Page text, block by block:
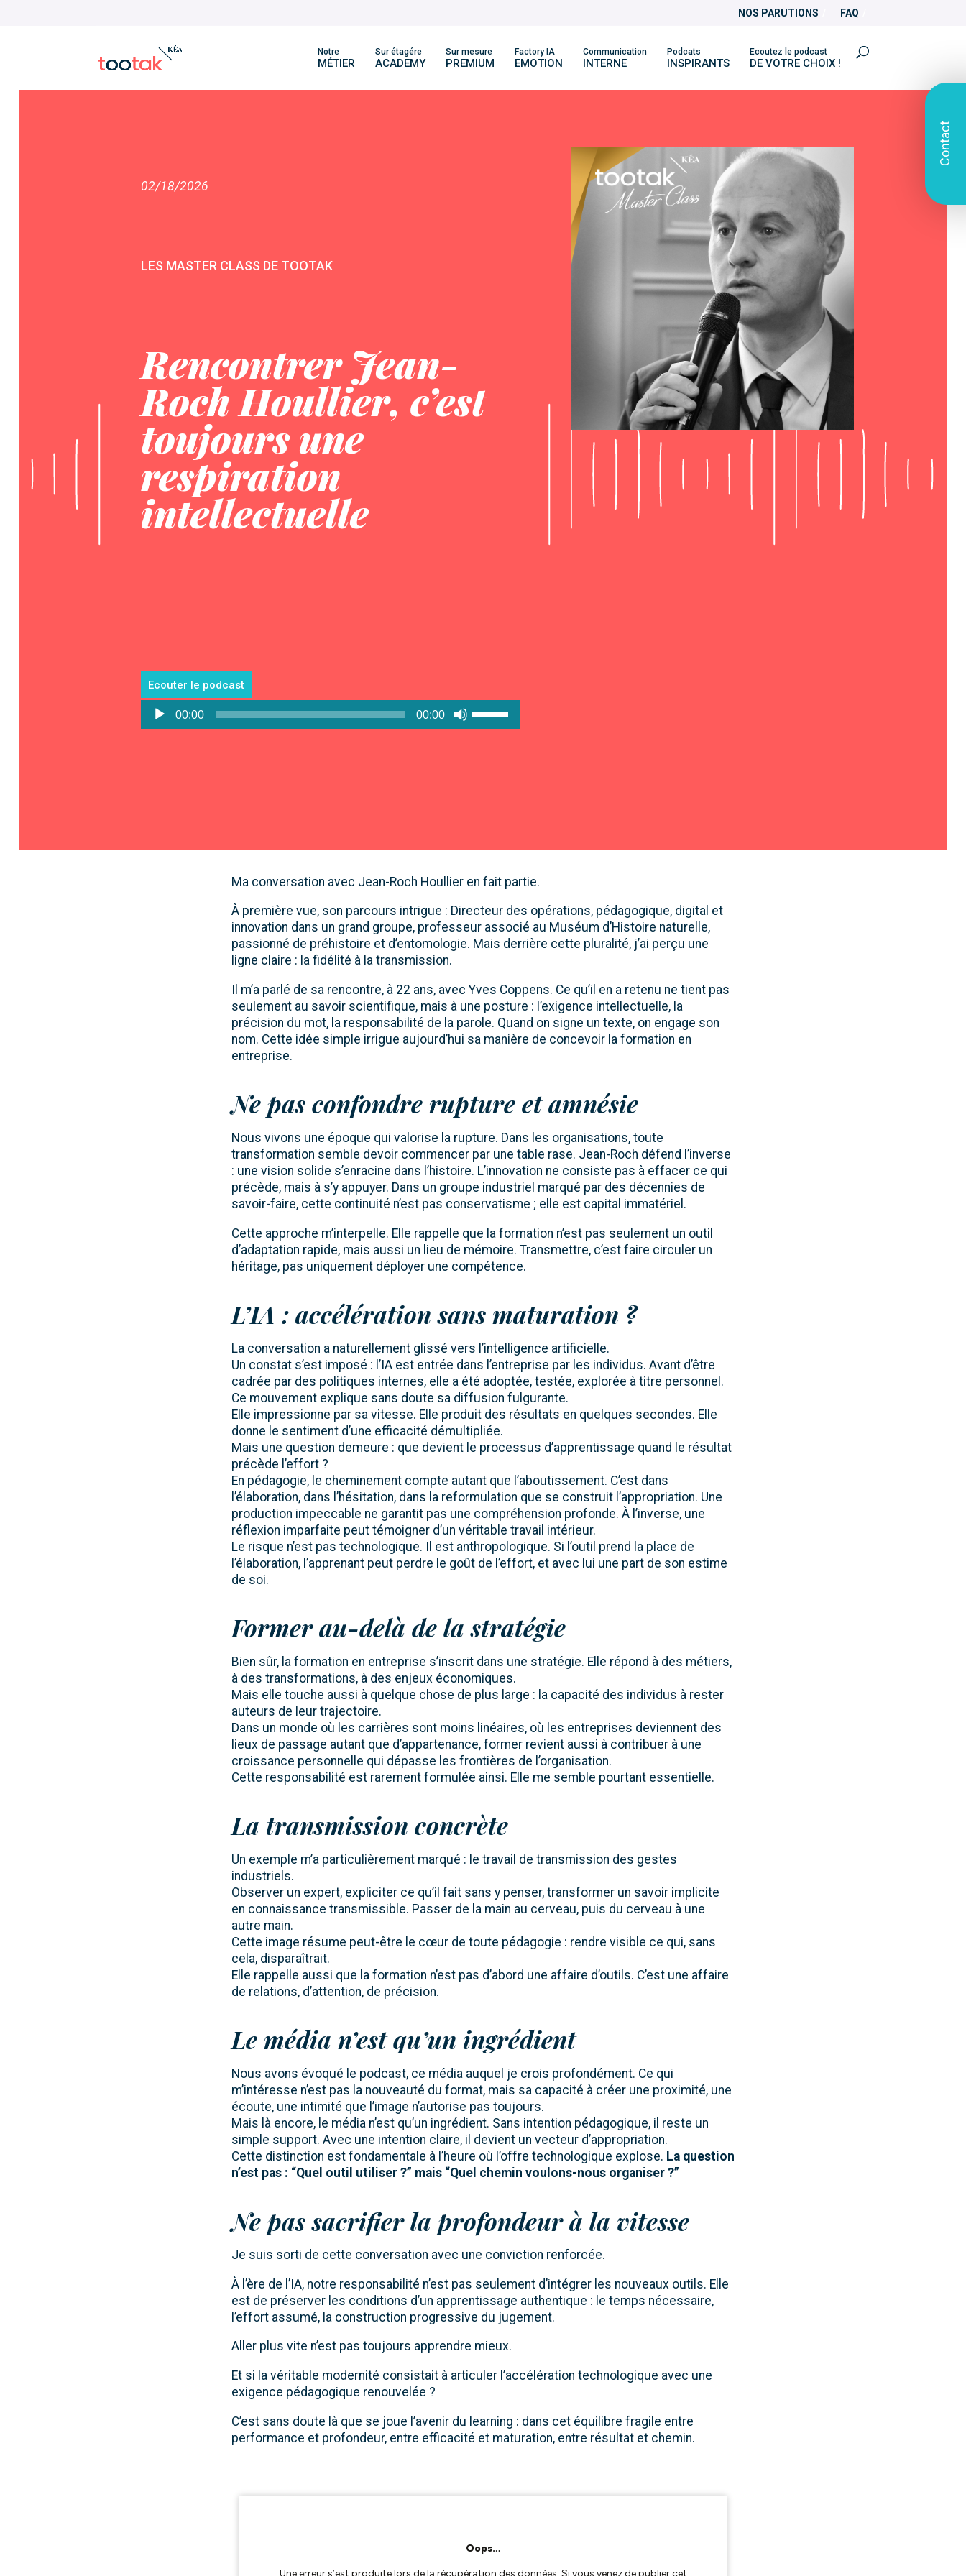
NOS PARUTIONS FAQ
Notre
MÉTIER
Sur étagére
ACADEMY
Sur mesure
PREMIUM
Factory IA
EMOTION
Communication
INTERNE
Podcats
INSPIRANTS
Ecoutez le podcast
DE VOTRE CHOIX !
02/18/2026
LES MASTER CLASS DE TOOTAK
Rencontrer Jean-
Roch Houllier, c’est
toujours une
respiration
intellectuelle
Ecouter le podcast
Lecteur
audio
00:00 00:00
Ma conversation avec Jean-Roch Houllier en fait partie.
À première vue, son parcours intrigue : Directeur des opérations, pédagogique, digital et
innovation dans un grand groupe, professeur associé au Muséum d’Histoire naturelle,
passionné de préhistoire et d’entomologie. Mais derrière cette pluralité, j’ai perçu une
ligne claire : la fidélité à la transmission.
Il m’a parlé de sa rencontre, à 22 ans, avec Yves Coppens. Ce qu’il en a retenu ne tient pas
seulement au savoir scientifique, mais à une posture : l’exigence intellectuelle, la
précision du mot, la responsabilité de la parole. Quand on signe un texte, on engage son
nom. Cette idée simple irrigue aujourd’hui sa manière de concevoir la formation en
entreprise.
Ne pas confondre rupture et amnésie
Nous vivons une époque qui valorise la rupture. Dans les organisations, toute
transformation semble devoir commencer par une table rase. Jean-Roch défend l’inverse
: une vision solide s’enracine dans l’histoire. L’innovation ne consiste pas à effacer ce qui
précède, mais à s’y appuyer. Dans un groupe industriel marqué par des décennies de
savoir-faire, cette continuité n’est pas conservatisme ; elle est capital immatériel.
Cette approche m’interpelle. Elle rappelle que la formation n’est pas seulement un outil
d’adaptation rapide, mais aussi un lieu de mémoire. Transmettre, c’est faire circuler un
héritage, pas uniquement déployer une compétence.
L’IA : accélération sans maturation ?
La conversation a naturellement glissé vers l’intelligence artificielle.
Un constat s’est imposé : l’IA est entrée dans l’entreprise par les individus. Avant d’être
cadrée par des politiques internes, elle a été adoptée, testée, explorée à titre personnel.
Ce mouvement explique sans doute sa diffusion fulgurante.
Elle impressionne par sa vitesse. Elle produit des résultats en quelques secondes. Elle
donne le sentiment d’une efficacité démultipliée.
Mais une question demeure : que devient le processus d’apprentissage quand le résultat
précède l’effort ?
En pédagogie, le cheminement compte autant que l’aboutissement. C’est dans
l’élaboration, dans l’hésitation, dans la reformulation que se construit l’appropriation. Une
production impeccable ne garantit pas une compréhension profonde. À l’inverse, une
réflexion imparfaite peut témoigner d’un véritable travail intérieur.
Le risque n’est pas technologique. Il est anthropologique. Si l’outil prend la place de
l’élaboration, l’apprenant peut perdre le goût de l’effort, et avec lui une part de son estime
de soi.
Former au-delà de la stratégie
Bien sûr, la formation en entreprise s’inscrit dans une stratégie. Elle répond à des métiers,
à des transformations, à des enjeux économiques.
Mais elle touche aussi à quelque chose de plus large : la capacité des individus à rester
auteurs de leur trajectoire.
Dans un monde où les carrières sont moins linéaires, où les entreprises deviennent des
lieux de passage autant que d’appartenance, former revient aussi à contribuer à une
croissance personnelle qui dépasse les frontières de l’organisation.
Cette responsabilité est rarement formulée ainsi. Elle me semble pourtant essentielle.
La transmission concrète
Un exemple m’a particulièrement marqué : le travail de transmission des gestes
industriels.
Observer un expert, expliciter ce qu’il fait sans y penser, transformer un savoir implicite
en connaissance transmissible. Passer de la main au cerveau, puis du cerveau à une
autre main.
Cette image résume peut-être le cœur de toute pédagogie : rendre visible ce qui, sans
cela, disparaîtrait.
Elle rappelle aussi que la formation n’est pas d’abord une affaire d’outils. C’est une affaire
de relations, d’attention, de précision.
Le média n’est qu’un ingrédient
Nous avons évoqué le podcast, ce média auquel je crois profondément. Ce qui
m’intéresse n’est pas la nouveauté du format, mais sa capacité à créer une proximité, une
écoute, une intimité que l’image n’autorise pas toujours.
Mais là encore, le média n’est qu’un ingrédient. Sans intention pédagogique, il reste un
simple support. Avec une intention claire, il devient un vecteur d’appropriation.
Cette distinction est fondamentale à l’heure où l’offre technologique explose. La question
n’est pas : “Quel outil utiliser ?” mais “Quel chemin voulons-nous organiser ?”
Ne pas sacrifier la profondeur à la vitesse
Je suis sorti de cette conversation avec une conviction renforcée.
À l’ère de l’IA, notre responsabilité n’est pas seulement d’intégrer les nouveaux outils. Elle
est de préserver les conditions d’un apprentissage authentique : le temps nécessaire,
l’effort assumé, la construction progressive du jugement.
Aller plus vite n’est pas toujours apprendre mieux.
Et si la véritable modernité consistait à articuler l’accélération technologique avec une
exigence pédagogique renouvelée ?
C’est sans doute là que se joue l’avenir du learning : dans cet équilibre fragile entre
performance et profondeur, entre efficacité et maturation, entre résultat et chemin.
Contact